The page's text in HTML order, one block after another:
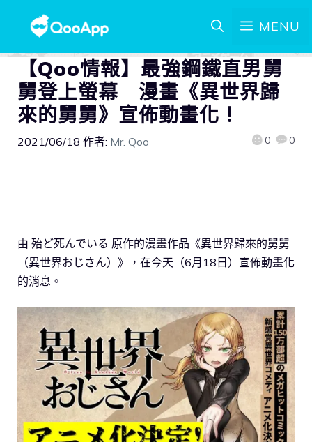
MENU
【Qoo情報】最強鋼鐵直男舅
舅登上螢幕 漫畫《異世界歸
來的舅舅》宣佈動畫化！
2021/06/18 作者: Mr. Qoo 0 0
由 殆ど死んでいる 原作的漫畫作品《異世界歸來的舅舅
（異世界おじさん）》，在今天（6月18日）宣佈動畫化
的消息。